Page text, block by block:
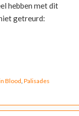
hebben met dit
getreurd:
Blood Palisades